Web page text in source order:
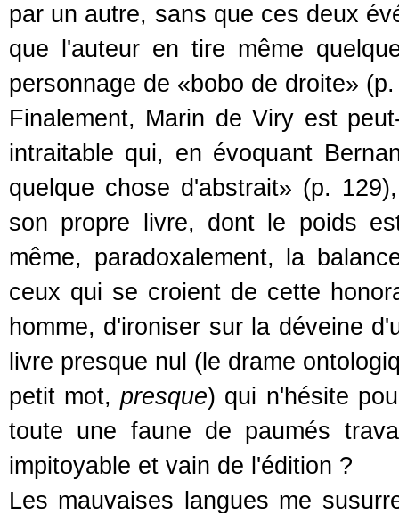
par un autre, sans que ces deux
que l'auteur en tire même
personnage de «bobo de droite»
Finalement, Marin de Viry est
intraitable qui, en évoquant
quelque chose d'abstrait» (p.
son propre livre, dont le poids
même, paradoxalement, la
ceux qui se croient de cette
homme, d'ironiser sur la déveine
livre presque nul (le drame
petit mot,presque) qui n'hésite
toute une faune de paumés
impitoyable et vain de l'édition ?
Les mauvaises langues me